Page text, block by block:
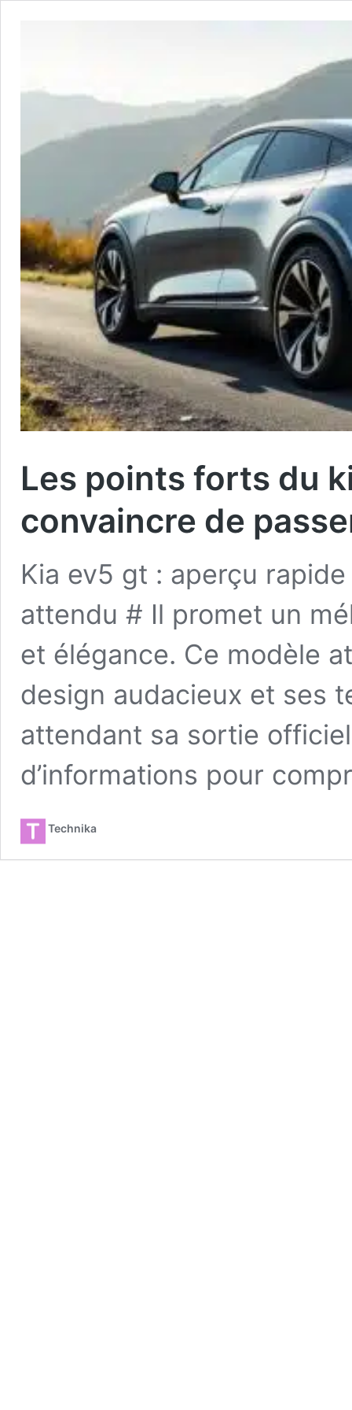
Les points forts du
convaincre de
Kia ev5 gt : aperçu
attendu # Il promet un
et élégance. Ce modèle
design audacieux et ses
attendant sa sortie
d’informations pour
Technika